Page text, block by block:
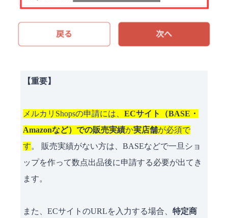
【重要】
メルカリShopsの申請には、ECサイト（BASE・
Amazonなど）での販売実績か実店舗が必須で
す。 販売実績がない方は、BASEなどで一旦ショ
ップを作って数点出品後に申請する必要が出てき
ます。
また、ECサイトのURLを入力する場合、特定商